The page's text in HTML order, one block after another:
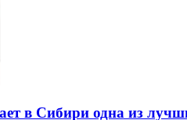
в Сибири одна из